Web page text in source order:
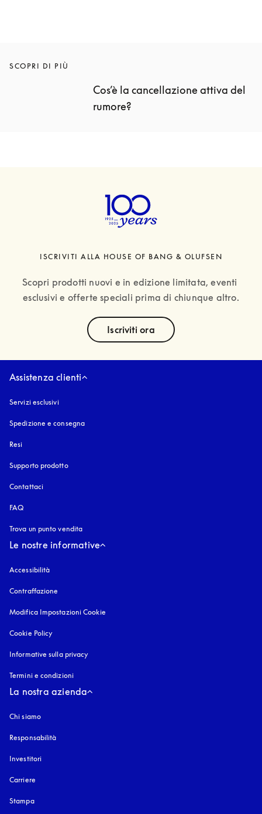
SCOPRI DI PIÙ
Cos’è la cancellazione attiva del
rumore?
ISCRIVITI ALLA HOUSE OF BANG & OLUFSEN
Scopri prodotti nuovi e in edizione limitata, eventi
esclusivi e offerte speciali prima di chiunque altro.
Iscriviti ora
Assistenza clienti
Servizi esclusivi
Spedizione e consegna
Resi
Supporto prodotto
Contattaci
FAQ
Trova un punto vendita
Le nostre informative
Accessibilità
Contraffazione
Modifica Impostazioni Cookie
Cookie Policy
Informative sulla privacy
Termini e condizioni
La nostra azienda
Chi siamo
Responsabilità
Investitori
Carriere
Stampa